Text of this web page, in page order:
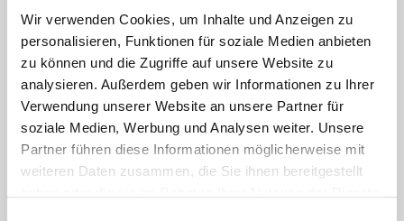
Wir verwenden Cookies, um Inhalte und Anzeigen zu
personalisieren, Funktionen für soziale Medien anbieten
zu können und die Zugriffe auf unsere Website zu
analysieren. Außerdem geben wir Informationen zu Ihrer
Verwendung unserer Website an unsere Partner für
soziale Medien, Werbung und Analysen weiter. Unsere
Partner führen diese Informationen möglicherweise mit
weiteren Daten zusammen, die Sie ihnen bereitgestellt
Future-mobility
About us
Press and media
Career